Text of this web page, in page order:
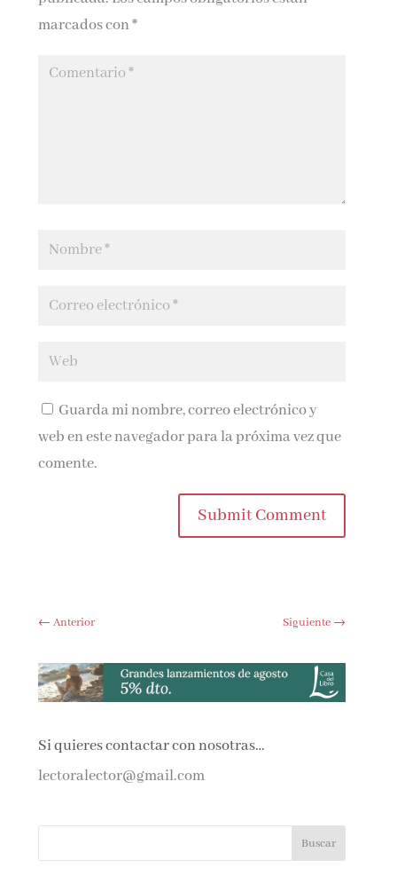
marcados con*
Guarda mi nombre, correo electrónico y
web en este navegador para la próxima vez que
comente.
Submit Comment
←Anterior Siguiente→
Si quieres contactar con nosotras…
lectoralector@gmail.com